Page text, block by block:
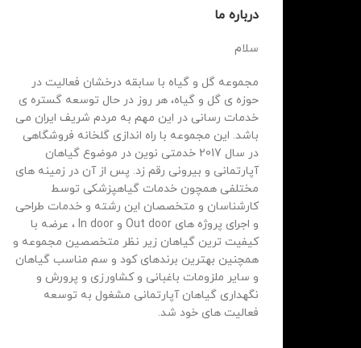
درباره ما
سلام
مجموعه گل و گیاه با سابقه درخشان فعالیت در
حوزه ی گل و گیاه، هر روز در حال توسعه گستره ی
خدمات رسانی در این مهم به مردم شریف ایران می
باشد. این مجموعه با راه اندازی گلخانه فروشگاهی
در سال 2017 خدمتی نوین در موضوع گیاهان
آپارتمانی و بیرونی رقم زد. پس از آن در زمینه های
مختلفی همچون خدمات گیاهپزشکی توسط
کارشناسان و متخصصان این رشته و خدمات طراحی
و اجرای پروژه های Out door و In door ، عرضه با
کیفیت ترین گیاهان زیر نظر متخصصین مجموعه و
همچنین بهترین برندهای کود و سم مناسب گیاهان
و سایر ملزومات باغبانی و کشاورزی و پرورش و
نگهداری گیاهان آپارتمانی مشغول به توسعه
فعالیت های خود شد.